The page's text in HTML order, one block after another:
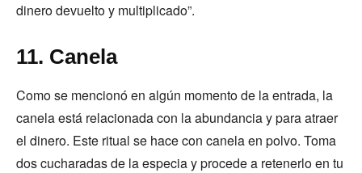
dinero devuelto y multiplicado”.
11. Canela
Como se mencionó en algún momento de la entrada, la
canela está relacionada con la abundancia y para atraer
el dinero. Este ritual se hace con canela en polvo. Toma
dos cucharadas de la especia y procede a retenerlo en tu